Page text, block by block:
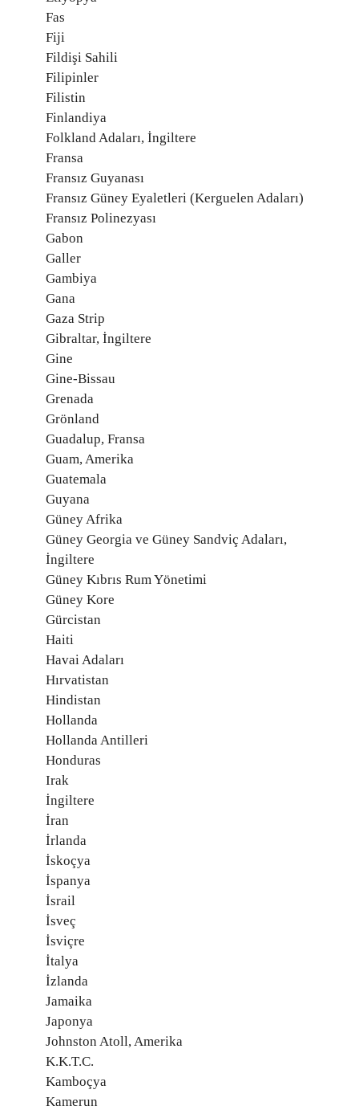
Fas
Fiji
Fildişi Sahili
Filipinler
Filistin
Finlandiya
Folkland Adaları, İngiltere
Fransa
Fransız Guyanası
Fransız Güney Eyaletleri (Kerguelen Adaları)
Fransız Polinezyası
Gabon
Galler
Gambiya
Gana
Gaza Strip
Gibraltar, İngiltere
Gine
Gine-Bissau
Grenada
Grönland
Guadalup, Fransa
Guam, Amerika
Guatemala
Guyana
Güney Afrika
Güney Georgia ve Güney Sandviç Adaları,
İngiltere
Güney Kıbrıs Rum Yönetimi
Güney Kore
Gürcistan
Haiti
Havai Adaları
Hırvatistan
Hindistan
Hollanda
Hollanda Antilleri
Honduras
Irak
İngiltere
İran
İrlanda
İskoçya
İspanya
İsrail
İsveç
İsviçre
İtalya
İzlanda
Jamaika
Japonya
Johnston Atoll, Amerika
K.K.T.C.
Kamboçya
Kamerun